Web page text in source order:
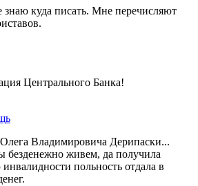
знаю куда писать. Мне перечисляют
Центрального Банка!
Владимировича Дерипаски...
безденежно живем, да получила
польность отдала в